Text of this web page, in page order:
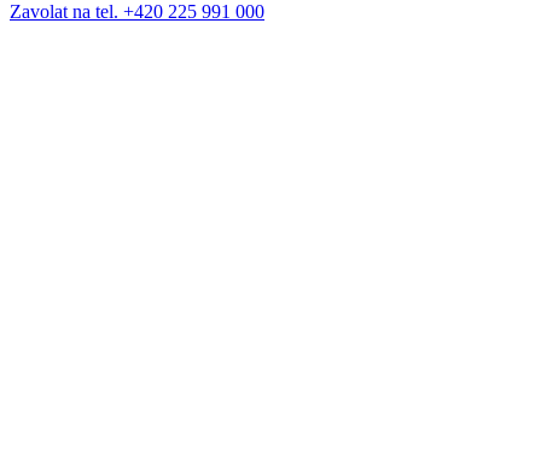
Zavolat na tel. +420 225 991 000